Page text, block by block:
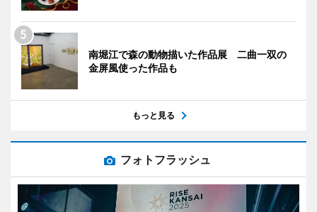
南堀江で森の動物描いた作品展 二曲一双の
金屏風使った作品も
もっと見る
フォトフラッシュ